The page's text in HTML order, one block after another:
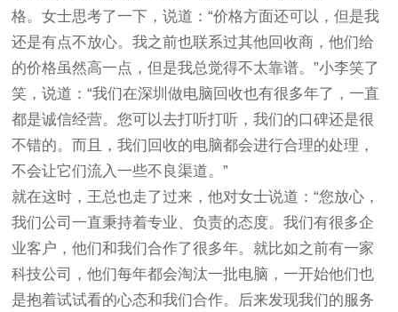
格。女士思考了一下，说道：“价格方面还可以，但是我
还是有点不放心。我之前也联系过其他回收商，他们给
的价格虽然高一点，但是我总觉得不太靠谱。”小李笑了
笑，说道：“我们在深圳做电脑回收也有很多年了，一直
都是诚信经营。您可以去打听打听，我们的口碑还是很
不错的。而且，我们回收的电脑都会进行合理的处理，
不会让它们流入一些不良渠道。”
就在这时，王总也走了过来，他对女士说道：“您放心，
我们公司一直秉持着专业、负责的态度。我们有很多企
业客户，他们和我们合作了很多年。就比如之前有一家
科技公司，他们每年都会淘汰一批电脑，一开始他们也
是抱着试试看的心态和我们合作。后来发现我们的服务